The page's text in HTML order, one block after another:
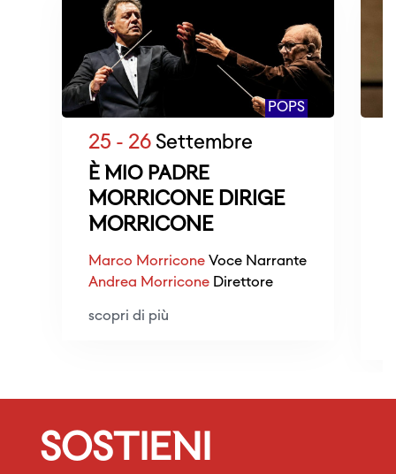
POPS
25 - 26 Settembre
È MIO PADRE
MORRICONE DIRIGE
MORRICONE
Marco Morricone Voce Narrante
Andrea Morricone Direttore
scopri di più
SOSTIENI